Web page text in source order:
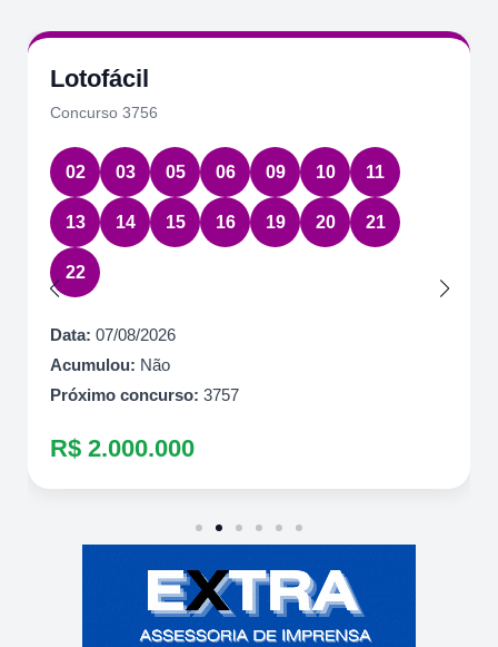
Lotofácil
Concurso 3756
02 03 05 06 09 10 11
13 14 15 16 19 20 21
22
Data: 07/08/2026
Acumulou: Não
Próximo concurso: 3757
R$ 2.000.000